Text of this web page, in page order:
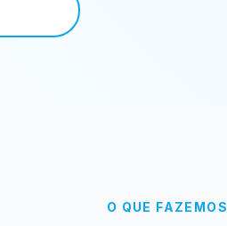
O QUE FAZEMOS